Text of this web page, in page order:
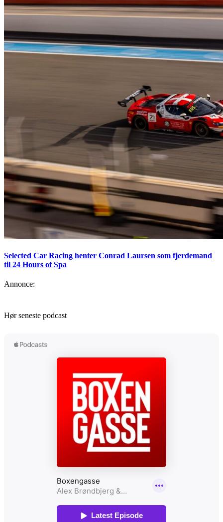
Selected Car Racing henter Conrad Laursen som fjerdemand
til 24 Hours of Spa
Annonce:
Hør seneste podcast